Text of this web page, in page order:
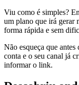
Viu como é simples?
um plano que irá gerar
forma rápida e sem
Não esqueça que
conta e o seu canal já
informar o link.